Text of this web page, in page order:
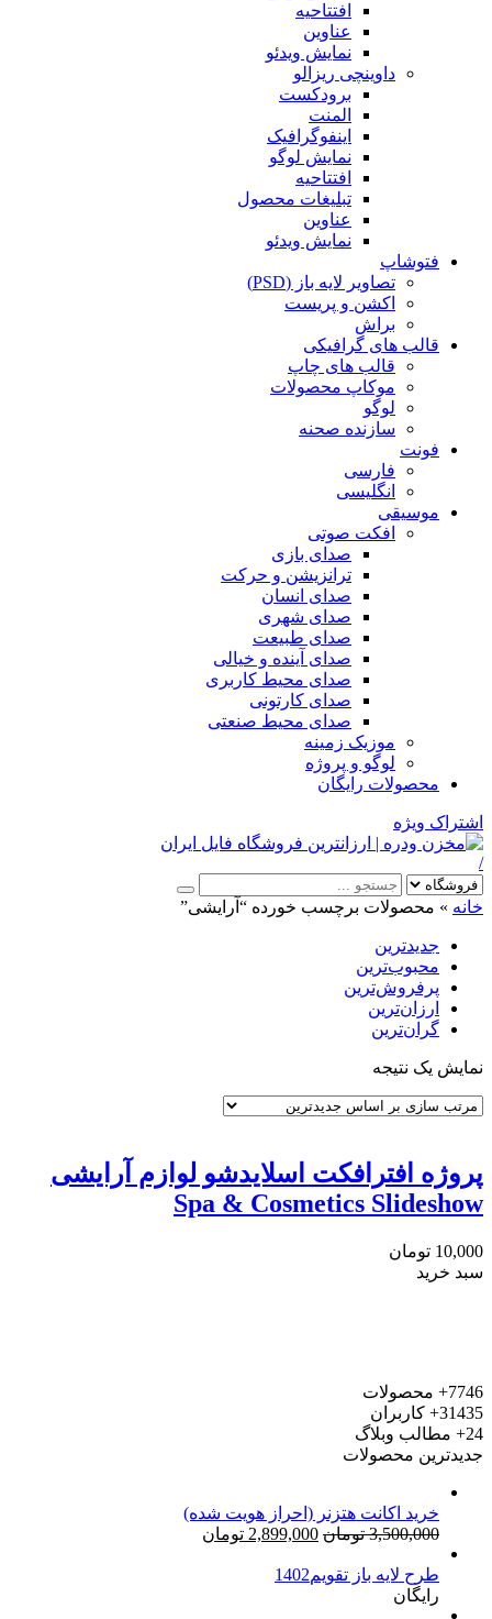
افتتاحیه
عناوین
نمایش ویدئو
داوینچی ریزالو
برودکست
المنت
اینفوگرافیک
نمایش لوگو
افتتاحیه
تبلیغات محصول
عناوین
نمایش ویدئو
فتوشاپ
تصاویر لایه باز (PSD)
اکشن و پریست
براش
قالب های گرافیکی
قالب های چاپ
موکاپ محصولات
لوگو
سازنده صحنه
فونت
فارسی
انگلیسی
موسیقی
افکت صوتی
صدای بازی
ترانزیشن و حرکت
صدای انسان
صدای شهری
صدای طبیعت
صدای آینده و خیالی
صدای محیط کاربری
صدای کارتونی
صدای محیط صنعتی
موزیک زمینه
لوگو و پروژه
محصولات رایگان
اشتراک ویژه
/
خانه » محصولات برچسب خورده “آرایشی”
جدیدترین
محبوب‌ترین
پرفروش‌ترین
ارزان‌ترین
گران‌ترین
نمایش یک نتیجه
پروژه افترافکت اسلایدشو لوازم آرایشی
Spa & Cosmetics Slideshow
10,000 تومان
سبد خرید
7746+
محصولات
31435+
کاربران
24+
مطالب وبلاگ
جدیدترین محصولات
خرید اکانت هتزنر (احراز هویت شده)
3,500,000 تومان قیمت
2,899,000 تومان
طرح لایه باز تقویم1402
رایگان